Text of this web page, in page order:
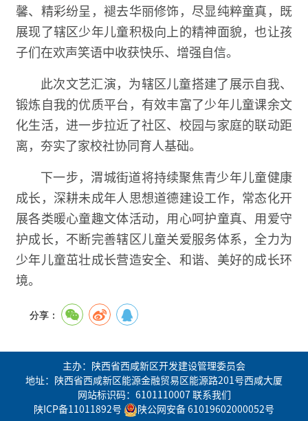
馨、精彩纷呈，褪去华丽修饰，尽显纯粹童真，既
展现了辖区少年儿童积极向上的精神面貌，也让孩
子们在欢声笑语中收获快乐、增强自信。
此次文艺汇演，为辖区儿童搭建了展示自我、
锻炼自我的优质平台，有效丰富了少年儿童课余文
化生活，进一步拉近了社区、校园与家庭的联动距
离，夯实了家校社协同育人基础。
下一步，渭城街道将持续聚焦青少年儿童健康
成长，深耕未成年人思想道德建设工作，常态化开
展各类暖心童趣文体活动，用心呵护童真、用爱守
护成长，不断完善辖区儿童关爱服务体系，全力为
少年儿童茁壮成长营造安全、和谐、美好的成长环
境。
分享：
主办：陕西省西咸新区开发建设管理委员会
地址：陕西省西咸新区能源金融贸易区能源路201号西咸大厦
网站标识码：6101110007 联系我们
陕ICP备11011892号
陕公网安备 61019602000052号